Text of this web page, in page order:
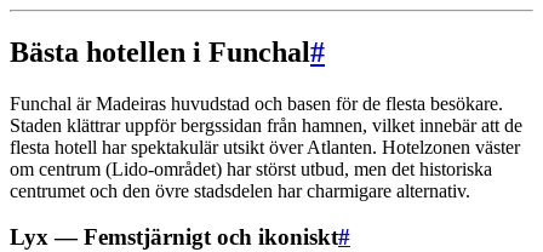
Bästa hotellen i Funchal#
Funchal är Madeiras huvudstad och basen för de flesta besökare.
Staden klättrar uppför bergssidan från hamnen, vilket innebär att de
flesta hotell har spektakulär utsikt över Atlanten. Hotelzonen väster
om centrum (Lido-området) har störst utbud, men det historiska
centrumet och den övre stadsdelen har charmigare alternativ.
Lyx — Femstjärnigt och ikoniskt#